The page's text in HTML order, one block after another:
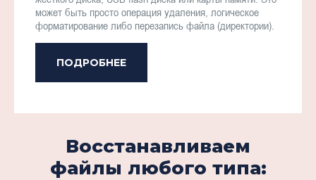
может быть просто операция удаления, логическое
форматирование либо перезапись файла (директории).
ПОДРОБНЕЕ
Восстанавливаем
файлы любого типа: